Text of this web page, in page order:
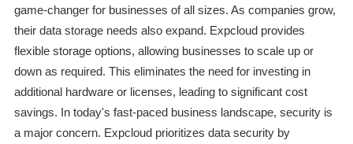
game-changer for businesses of all sizes. As companies grow,
their data storage needs also expand. Expcloud provides
flexible storage options, allowing businesses to scale up or
down as required. This eliminates the need for investing in
additional hardware or licenses, leading to significant cost
savings. In today's fast-paced business landscape, security is
a major concern. Expcloud prioritizes data security by